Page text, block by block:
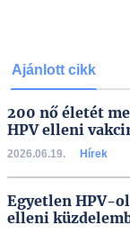
Ajánlott cikk
200 nő életét
HPV elleni
2026.06.19. Hírek
Egyetlen HPV-
elleni